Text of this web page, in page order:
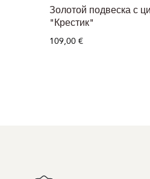
Золотой подвеска с
"Крестик"
109,00 €